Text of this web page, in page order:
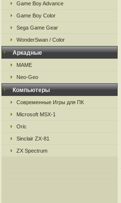
Game Boy Advance
Game Boy Color
Sega Game Gear
WonderSwan / Color
Аркадные
MAME
Neo-Geo
Компьютеры
Современные Игры для ПК
Microsoft MSX-1
Oric
Sinclair ZX-81
ZX Spectrum